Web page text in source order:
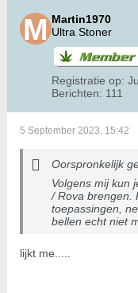
Martin1970
Ultra Stoner
Registratie op:
Berichten: 111
5 September 2023, 15:42
Oorspronkelijk
Volgens mij kun
/ Rova brengen.
toepassingen,
bellen echt niet
lijkt me.....